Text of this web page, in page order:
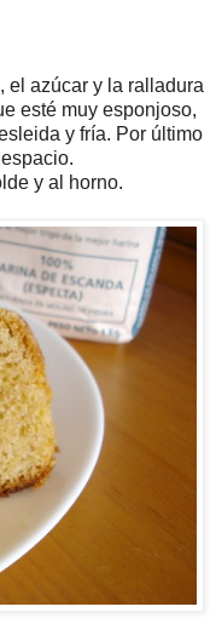
el azúcar y la ralladura
esté muy esponjoso,
y fría. Por último
y al horno.